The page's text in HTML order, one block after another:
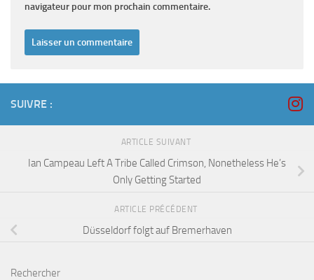
navigateur pour mon prochain commentaire.
SUIVRE :
ARTICLE SUIVANT
Ian Campeau Left A Tribe Called Crimson, Nonetheless He’s
Only Getting Started
ARTICLE PRÉCÉDENT
Düsseldorf folgt auf Bremerhaven
Rechercher